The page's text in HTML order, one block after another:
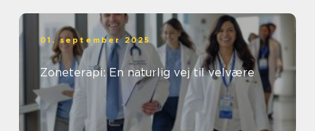
01. september 2025
Zoneterapi: En naturlig vej til velvære